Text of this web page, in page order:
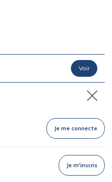
Je me connecte
Je m'inscris